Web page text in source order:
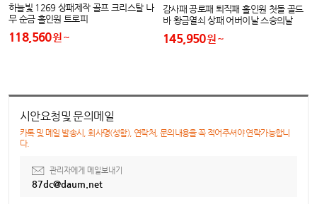
하늘빛 1269 상패제작 골프 크리스탈 나
무 순금 홀인원 트로피
118,560원
감사패 공로패 퇴직패 홀인원 첫돌 골드
바 황금열쇠 상패 어버이날 스승의날
145,950원
시안요청및 문의메일
카톡 및 메일 발송시, 회사명(성함), 연락처, 문의내용을 꼭 적어주셔야 연락가능합니
다.
관리자에게 메일보내기
87dc@daum.net